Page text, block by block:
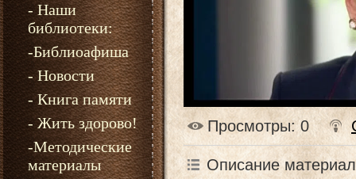
- Наши
библиотеки:
-Библиоафиша
- Новости
- Книга памяти
- Жить здорово!
-Методические
материалы
Просмотры: 0
Описание